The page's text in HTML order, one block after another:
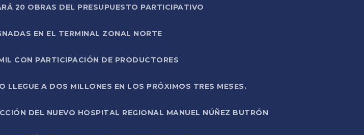
20 OBRAS DEL PRESUPUESTO PARTICIPATIVO
EN EL TERMINAL ZONAL NORTE
CON PARTICIPACIÓN DE PRODUCTORES
LLEGUE A DOS MILLONES EN LOS PRÓXIMOS TRES MESES.
DEL NUEVO HOSPITAL REGIONAL MANUEL NÚÑEZ BUTRÓN